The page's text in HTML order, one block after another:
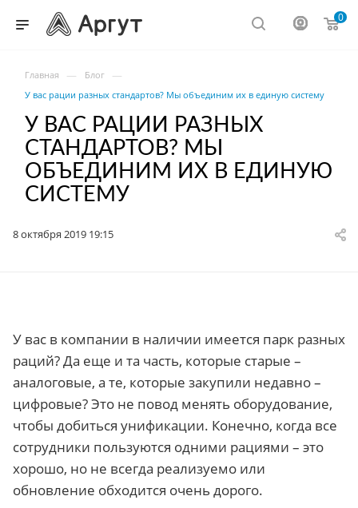
0
Главная — Блог —
У вас рации разных стандартов? Мы объединим их в единую систему
У ВАС РАЦИИ РАЗНЫХ
СТАНДАРТОВ? МЫ
ОБЪЕДИНИМ ИХ В ЕДИНУЮ
СИСТЕМУ
8 октября 2019 19:15
У вас в компании в наличии имеется парк разных
раций? Да еще и та часть, которые старые –
аналоговые, а те, которые закупили недавно –
цифровые? Это не повод менять оборудование,
чтобы добиться унификации. Конечно, когда все
сотрудники пользуются одними рациями – это
хорошо, но не всегда реализуемо или
обновление обходится очень дорого.